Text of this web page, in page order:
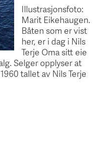
Illustrasjonsfoto:
Marit Eikehaugen.
Båten som er vist
her, er i dag i Nils
Terje Oma sitt eie
Selger opplyser at
tallet av Nils Terje